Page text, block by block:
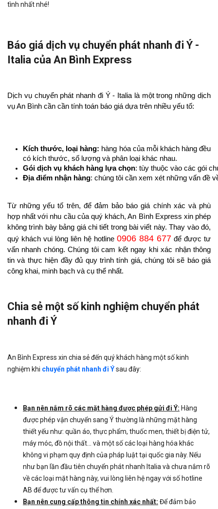
tình nhất nhé!
Báo giá dịch vụ chuyển phát nhanh đi Ý -
Italia của An Bình Express
Dịch vụ chuyển phát nhanh đi Ý - Italia là một trong những dịch
vụ An Bình cần cần tính toán báo giá dựa trên nhiều yếu tố:
Kích thước, loại hàng: hàng hóa của mỗi khách hàng đều
có kích thước, số lượng và phân loại khác nhau.
Gói dịch vụ khách hàng lựa chọn: tùy thuộc vào các gói
Địa điểm nhận hàng: chúng tôi cần xem xét những vấn đề
Từ những yếu tố trên, để đảm bảo báo giá chính xác và phù
hợp nhất với nhu cầu của quý khách, An Bình Express xin phép
không trình bày bảng giá chi tiết trong bài viết này. Thay vào đó,
quý khách vui lòng liên hệ hotline 0906 884 677 để được tư
vấn nhanh chóng. Chúng tôi cam kết ngay khi xác nhận thông
tin và thực hiện đầy đủ quy trình tính giá, chúng tôi sẽ báo giá
công khai, minh bạch và cụ thể nhất.
Chia sẻ một số kinh nghiệm chuyển phát
nhanh đi Ý
An Bình Express xin chia sẻ đến quý khách hàng một số kinh
nghiệm khi chuyển phát nhanh đi Ýsau đây:
Bạn nên nắm rõ các mặt hàng được phép gửi đi Ý: Hàng
được phép vận chuyển sang Ý thường là những mặt hàng
thiết yếu như: quần áo, thực phẩm, thuốc men, thiết bị điện tử,
máy móc, đồ nội thất… và một số các loại hàng hóa khác
không vi phạm quy định của pháp luật tại quốc gia này. Nếu
như bạn lần đầu tiên chuyển phát nhanh Italia và chưa nắm rõ
về các loại mặt hàng này, vui lòng liên hệ ngay với số hotline
AB để được tư vấn cụ thể hơn.
Bạn nên cung cấp thông tin chính xác nhất: Để đảm bảo